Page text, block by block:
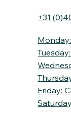
+31
Friday: